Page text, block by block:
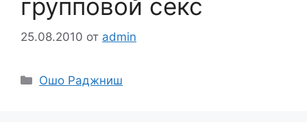
групповой секс
25.08.2010 от admin
Рубрики
Ошо Раджниш